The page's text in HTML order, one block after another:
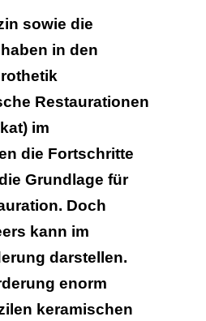
sowie die
in den
Restaurationen
im
die Fortschritte
Grundlage für
Doch
kann im
darstellen.
enorm
keramischen